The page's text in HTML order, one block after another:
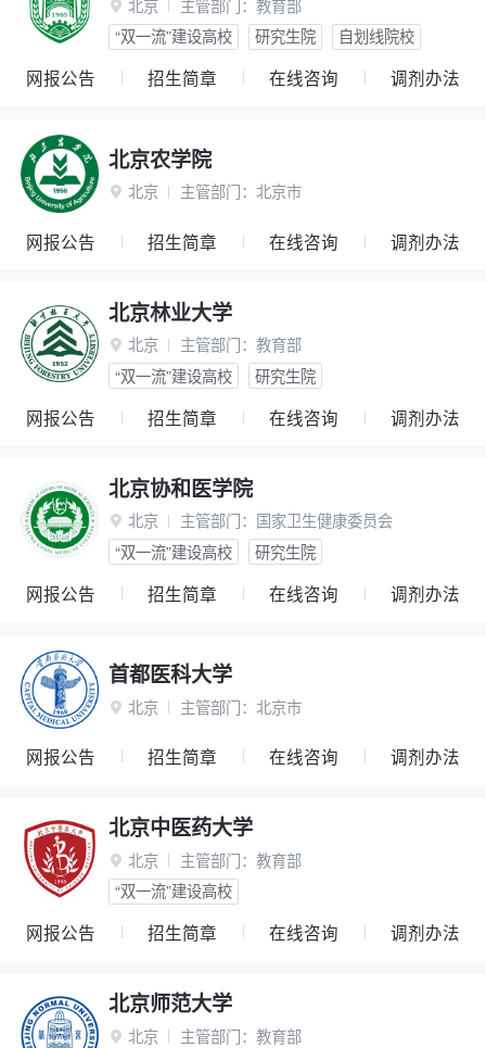
 北京 主管部门： 教育部
“双一流”建设高校
研究生院 自划线院校
网报公告 招生简章 在线咨询 调剂办法
北京农学院
 北京 主管部门： 北京市
网报公告 招生简章 在线咨询 调剂办法
北京林业大学
 北京 主管部门： 教育部
“双一流”建设高校
研究生院
网报公告 招生简章 在线咨询 调剂办法
北京协和医学院
 北京 主管部门： 国家卫生健康委员会
“双一流”建设高校
研究生院
网报公告 招生简章 在线咨询 调剂办法
首都医科大学
 北京 主管部门： 北京市
网报公告 招生简章 在线咨询 调剂办法
北京中医药大学
 北京 主管部门： 教育部
“双一流”建设高校
网报公告 招生简章 在线咨询 调剂办法
北京师范大学
 北京 主管部门： 教育部